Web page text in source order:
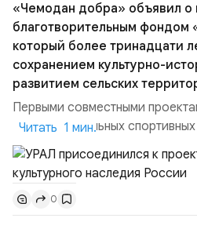
«Чемодан добра» объявил о
благотворительным
который более тринадцати
сохранением культурно-
развитием сельских
Первыми совместными
благотворительных
пройдут в августе в
жителей региона, волонтеров
страны. Для УРАЛ это
бренда, основанной на
производства и продвижении
Читать 1 мин.
0